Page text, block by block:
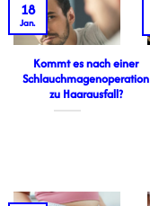
Kommt es nach einer
Schlauchmagenoperation
zu Haarausfall?
18
Jan.